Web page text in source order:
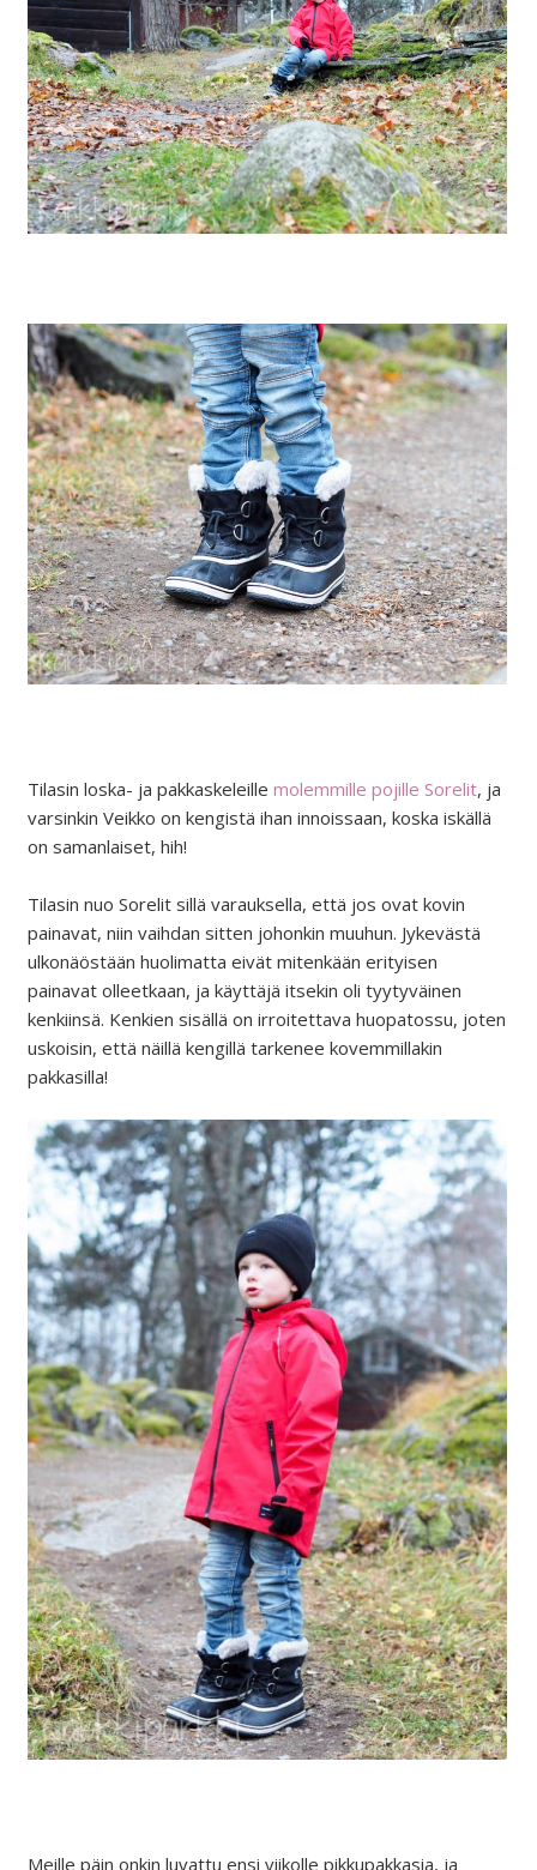
Tilasin loska- ja pakkaskeleille molemmille pojille Sorelit, ja
varsinkin Veikko on kengistä ihan innoissaan, koska iskällä
on samanlaiset, hih!
Tilasin nuo Sorelit sillä varauksella, että jos ovat kovin
painavat, niin vaihdan sitten johonkin muuhun. Jykevästä
ulkonäöstään huolimatta eivät mitenkään erityisen
painavat olleetkaan, ja käyttäjä itsekin oli tyytyväinen
kenkiinsä. Kenkien sisällä on irroitettava huopatossu, joten
uskoisin, että näillä kengillä tarkenee kovemmillakin
pakkasilla!
Meille päin onkin luvattu ensi viikolle pikkupakkasia, ja